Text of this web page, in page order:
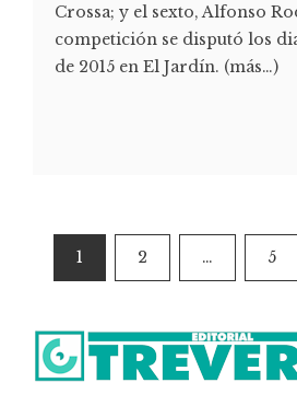
Crossa; y el sexto, Alfonso
competición se disputó los
de 2015 en El Jardín. (más…)
1 2 … 5